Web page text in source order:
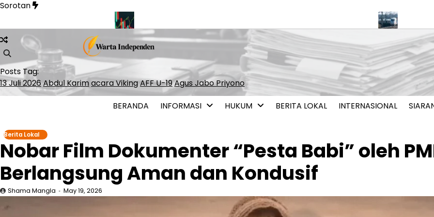
Skip
content
Sorotan
Pelayaran Selat HormuzINDEF: Merah Putih Bond Berpotensi Perkuat Pendalaman Pasar Keuangan Pemerintah Mulai Kaji
Posts Tag:
13 Juli 2026Abdul Karimacara VikingAFF U-19Agus Jabo Priyono
BERANDA INFORMASI HUKUM BERITA LOKAL INTERNASIONAL
Berita Lokal
Nobar Film Dokumenter “Pesta Babi” oleh
Berlangsung Aman dan Kondusif
Shama Mangla May 19, 2026